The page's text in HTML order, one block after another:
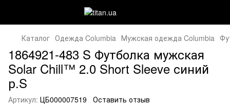
Каталог Одежда Columbia Мужская одежда Columbia
1864921-483 S Футболка мужская
Solar Chill™ 2.0 Short Sleeve синий
р.S
Артикул: ЦБ000007519 Оставить отзыв